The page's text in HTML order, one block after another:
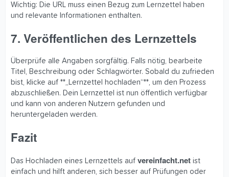
Wichtig: Die URL muss einen Bezug zum Lernzettel haben
und relevante Informationen enthalten.
7. Veröffentlichen des Lernzettels
Überprüfe alle Angaben sorgfältig. Falls nötig, bearbeite
Titel, Beschreibung oder Schlagwörter. Sobald du zufrieden
bist, klicke auf **„Lernzettel hochladen“**, um den Prozess
abzuschließen. Dein Lernzettel ist nun öffentlich verfügbar
und kann von anderen Nutzern gefunden und
heruntergeladen werden.
Fazit
Das Hochladen eines Lernzettels auf vereinfacht.net ist
einfach und hilft anderen, sich besser auf Prüfungen oder